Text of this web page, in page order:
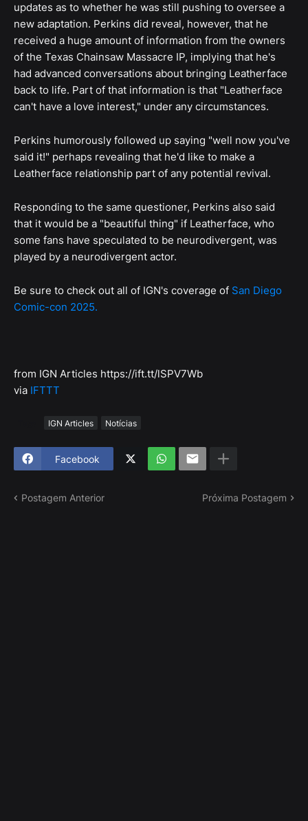
updates as to whether he was still pushing to oversee a
new adaptation. Perkins did reveal, however, that he
received a huge amount of information from the owners
of the Texas Chainsaw Massacre IP, implying that he's
had advanced conversations about bringing Leatherface
back to life. Part of that information is that "Leatherface
can't have a love interest," under any circumstances.
Perkins humorously followed up saying "well now you've
said it!" perhaps revealing that he'd like to make a
Leatherface relationship part of any potential revival.
Responding to the same questioner, Perkins also said
that it would be a "beautiful thing" if Leatherface, who
some fans have speculated to be neurodivergent, was
played by a neurodivergent actor.
Be sure to check out all of IGN's coverage of San Diego
Comic-con 2025.
from IGN Articles https://ift.tt/lSPV7Wb
via IFTTT
IGN Articles Notícias
Facebook
Postagem Anterior Próxima Postagem